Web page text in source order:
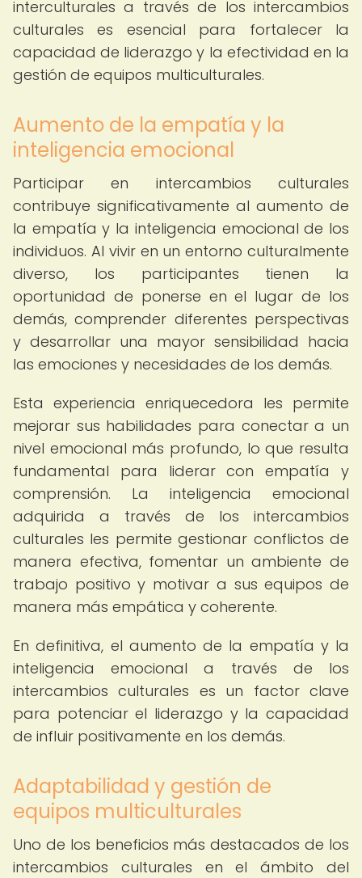
interculturales a través de los intercambios
culturales es esencial para fortalecer la
capacidad de liderazgo y la efectividad en la
gestión de equipos multiculturales.
Aumento de la empatía y la
inteligencia emocional
Participar en intercambios culturales
contribuye significativamente al aumento de
la empatía y la inteligencia emocional de los
individuos. Al vivir en un entorno culturalmente
diverso, los participantes tienen la
oportunidad de ponerse en el lugar de los
demás, comprender diferentes perspectivas
y desarrollar una mayor sensibilidad hacia
las emociones y necesidades de los demás.
Esta experiencia enriquecedora les permite
mejorar sus habilidades para conectar a un
nivel emocional más profundo, lo que resulta
fundamental para liderar con empatía y
comprensión. La inteligencia emocional
adquirida a través de los intercambios
culturales les permite gestionar conflictos de
manera efectiva, fomentar un ambiente de
trabajo positivo y motivar a sus equipos de
manera más empática y coherente.
En definitiva, el aumento de la empatía y la
inteligencia emocional a través de los
intercambios culturales es un factor clave
para potenciar el liderazgo y la capacidad
de influir positivamente en los demás.
Adaptabilidad y gestión de
equipos multiculturales
Uno de los beneficios más destacados de los
intercambios culturales en el ámbito del